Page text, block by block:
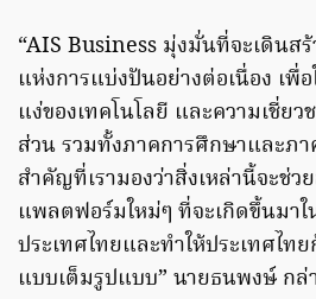
“AIS Business มุ่งมั่นที่จะเดินส
แห่งการแบ่งปันอย่างต่อเนื่อง เพื่
แง่ของเทคโนโลยี และความเชี่ย
ส่วน รวมทั้งภาคการศึกษาและภา
สำคัญที่เรามองว่าสิ่งเหล่านี้จะช่ว
แพลตฟอร์มใหม่ๆ ที่จะเกิดขึ้นมา
ประเทศไทยและทำให้ประเทศไท
แบบเต็มรูปแบบ” นายธนพงษ์ กล่